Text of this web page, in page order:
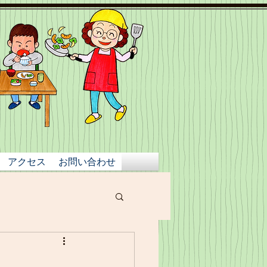
アクセス お問い合わせ